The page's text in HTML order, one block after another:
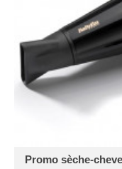
Promo sèche-